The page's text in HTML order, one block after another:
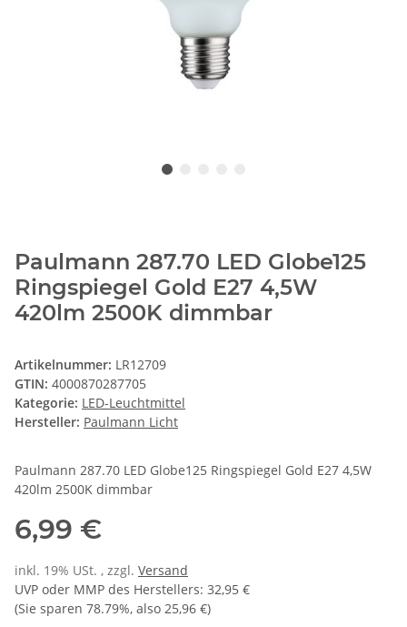
Paulmann 287.70 LED Globe125
Ringspiegel Gold E27 4,5W
420lm 2500K dimmbar
Artikelnummer: LR12709
GTIN: 4000870287705
Kategorie: LED-Leuchtmittel
Hersteller: Paulmann Licht
Paulmann 287.70 LED Globe125 Ringspiegel Gold E27 4,5W
420lm 2500K dimmbar
6,99 €
inkl. 19% USt. , zzgl. Versand
UVP oder MMP des Herstellers: 32,95 €
(Sie sparen 78.79%, also 25,96 €)